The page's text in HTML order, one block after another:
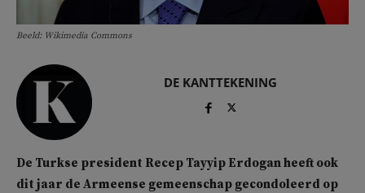
Beeld: Wikimedia Commons
DE KANTTEKENING
De Turkse president Recep Tayyip Erdogan heeft ook
dit jaar de Armeense gemeenschap gecondoleerd op